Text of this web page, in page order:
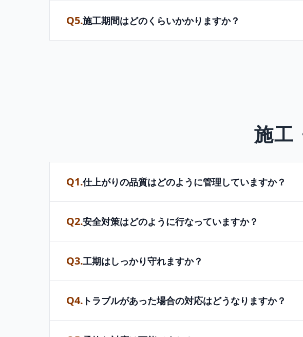
Q5.施工期間はどのくらいかかりますか？
施工
Q1.仕上がりの品質はどのように管理していますか？
Q2.安全対策はどのように行なっていますか？
Q3.工期はしっかり守れますか？
Q4. トラブルがあった場合の対応はどうなりますか？